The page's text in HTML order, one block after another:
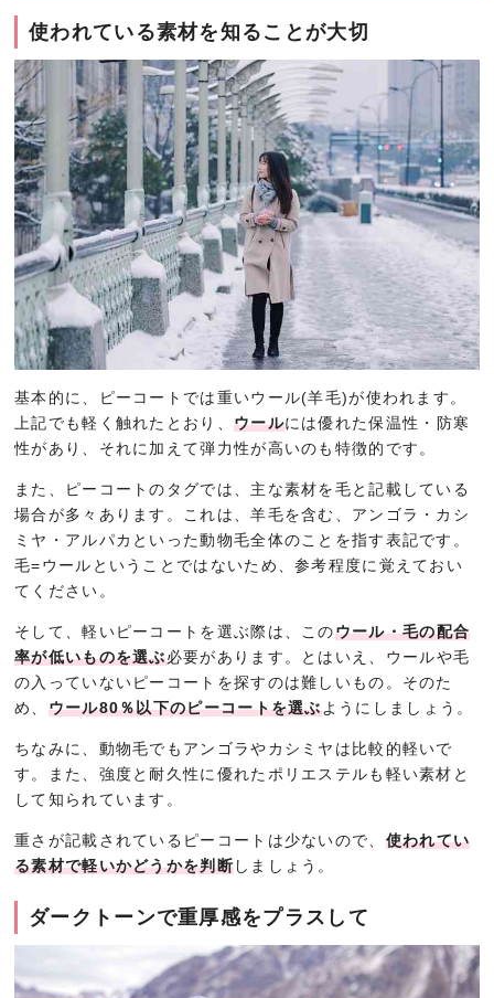
使われている素材を知ることが大切
基本的に、ピーコートでは重いウール(羊毛)が使われます。
上記でも軽く触れたとおり、 ウールには優れた保温性・防寒
性があり、それに加えて弾力性が高いのも特徴的です。
また、ピーコートのタグでは、主な素材を毛と記載している
場合が多々あります。これは、羊毛を含む、アンゴラ・カシ
ミヤ・アルパカといった動物毛全体のことを指す表記です。
毛=ウールということではないため、参考程度に覚えておい
てください。
そして、軽いピーコートを選ぶ際は、このウール・毛の配合
率が低いものを選ぶ必要があります。とはいえ、ウールや毛
の入っていないピーコートを探すのは難しいもの。そのた
め、 ウール80％以下のピーコートを選ぶようにしましょう。
ちなみに、動物毛でもアンゴラやカシミヤは比較的軽いで
す。また、強度と耐久性に優れたポリエステルも軽い素材と
して知られています。
重さが記載されているピーコートは少ないので、 使われてい
る素材で軽いかどうかを判断しましょう。
ダークトーンで重厚感をプラスして